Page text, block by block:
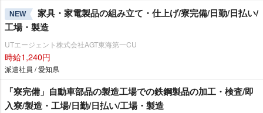
NEW
家具・家電製品の組み立て・仕上げ/寮完備/日勤/日払い/
工場・製造
UTエージェント株式会社AGT東海第一CU
時給1,240円
派遣社員 / 愛知県
「寮完備」自動車部品の製造工場での鉄鋼製品の加工・検査/即
入寮/製造・工場/日勤/日払い/工場・製造